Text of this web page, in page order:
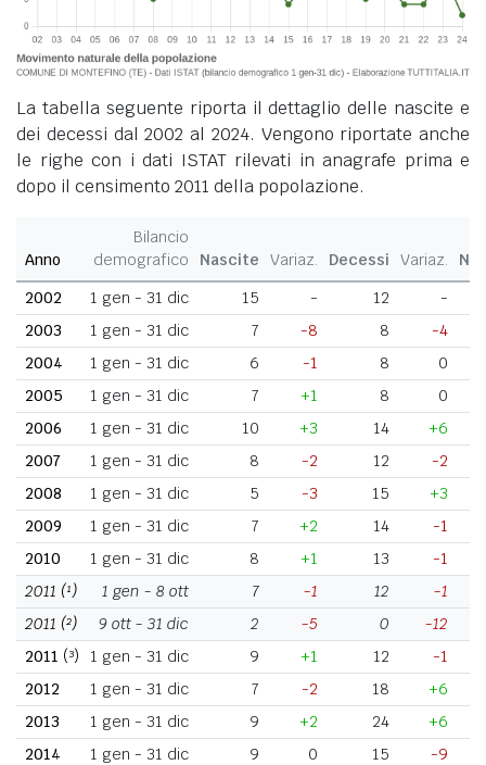
La tabella seguente riporta il dettaglio delle nascite e
dei decessi dal 2002 al 2024. Vengono riportate anche
le righe con i dati ISTAT rilevati in anagrafe prima e
dopo il censimento 2011 della popolazione.
Anno
Bilancio
demografico
Nascite Variaz. Decessi Variaz.
2002
1 gen - 31 dic 15 - 12
-
2003
1 gen - 31 dic 7 -8 8
-4
2004
1 gen - 31 dic 6 -1 8
0
2005
1 gen - 31 dic 7 +1 8
0
2006
1 gen - 31 dic 10 +3 14
+6
2007
1 gen - 31 dic 8 -2 12
-2
2008
1 gen - 31 dic 5 -3 15
+3
2009
1 gen - 31 dic 7 +2 14
-1
2010
1 gen - 31 dic 8 +1 13
-1
2011 (¹) 1 gen - 8 ott 7 -1 12
-1
2011 (²) 9 ott - 31 dic 2 -5 0
-12
2011 (³) 1 gen - 31 dic 9 +1 12
-1
2012
1 gen - 31 dic 7 -2 18
+6
2013
1 gen - 31 dic 9 +2 24
+6
2014
1 gen - 31 dic 9 0 15
-9